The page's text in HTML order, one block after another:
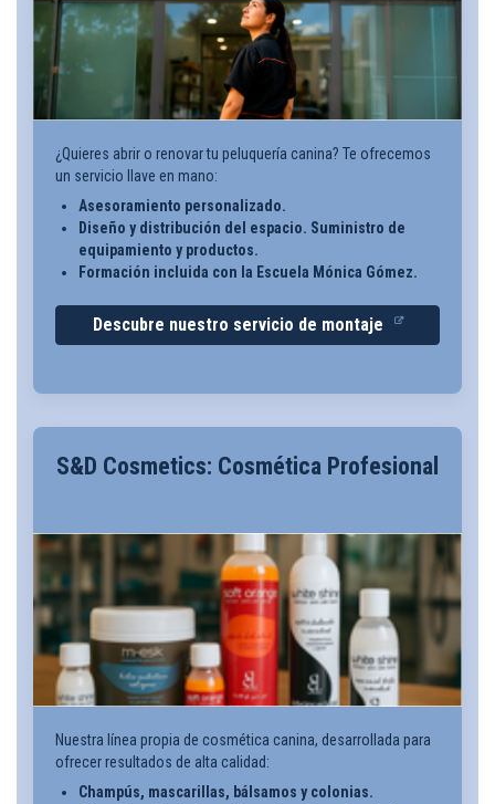
¿Quieres abrir o renovar tu peluquería canina? Te ofrecemos
un servicio llave en mano:
Asesoramiento personalizado.
Diseño y distribución del espacio. Suministro de
equipamiento y productos.
Formación incluida con la Escuela Mónica Gómez.
Descubre nuestro servicio de montaje
S&D Cosmetics: Cosmética Profesional
Nuestra línea propia de cosmética canina, desarrollada para
ofrecer resultados de alta calidad:
Champús, mascarillas, bálsamos y colonias.